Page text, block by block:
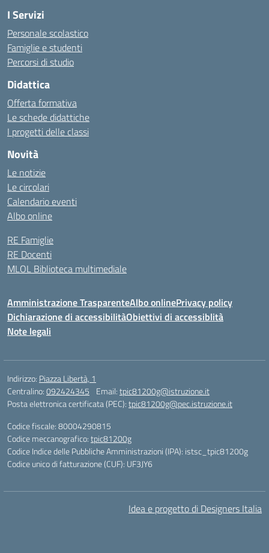
I Servizi
Personale scolastico
Famiglie e studenti
Percorsi di studio
Didattica
Offerta formativa
Le schede didattiche
I progetti delle classi
Novità
Le notizie
Le circolari
Calendario eventi
Albo online
RE Famiglie
RE Docenti
MLOL Biblioteca multimediale
Amministrazione TrasparenteAlbo onlinePrivacy policy
Dichiarazione di accessibilitàObiettivi di accessiblità
Note legali
Indirizzo: Piazza Libertà, 1
Centralino:092424345 Email:tpic81200g@istruzione.it
Posta elettronica certificata (PEC):tpic81200g@pec.istruzione.it
Codice fiscale: 80004290815
Codice meccanografico:tpic81200g
Codice Indice delle Pubbliche Amministrazioni (IPA): istsc_tpic81200g
Codice unico di fatturazione (CUF): UF3JY6
Idea e progetto di Designers Italia